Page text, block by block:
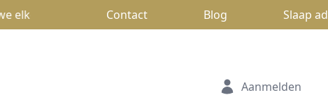
zondag open van 13u tot 18u
Contact Blog Slaap
Aanmelden